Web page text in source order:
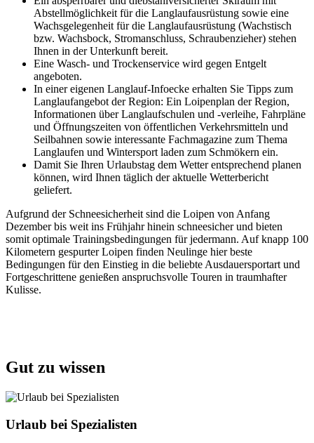
Abstellmöglichkeit für die Langlaufausrüstung sowie eine
Wachsgelegenheit für die Langlaufausrüstung (Wachstisch
bzw. Wachsbock, Stromanschluss, Schraubenzieher) stehen
Ihnen in der Unterkunft bereit.
Eine Wasch- und Trockenservice wird gegen Entgelt
angeboten.
In einer eigenen Langlauf-Infoecke erhalten Sie Tipps zum
Langlaufangebot der Region: Ein Loipenplan der Region,
Informationen über Langlaufschulen und -verleihe, Fahrpläne
und Öffnungszeiten von öffentlichen Verkehrsmitteln und
Seilbahnen sowie interessante Fachmagazine zum Thema
Langlaufen und Wintersport laden zum Schmökern ein.
Damit Sie Ihren Urlaubstag dem Wetter entsprechend planen
können, wird Ihnen täglich der aktuelle Wetterbericht
geliefert.
Aufgrund der Schneesicherheit sind die Loipen von Anfang
Dezember bis weit ins Frühjahr hinein schneesicher und bieten
somit optimale Trainingsbedingungen für jedermann. Auf knapp 100
Kilometern gespurter Loipen finden Neulinge hier beste
Bedingungen für den Einstieg in die beliebte Ausdauersportart und
Fortgeschrittene genießen anspruchsvolle Touren in traumhafter
Kulisse.
Gut zu wissen
Urlaub bei Spezialisten